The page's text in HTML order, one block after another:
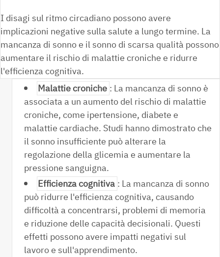
I disagi sul ritmo circadiano possono avere
implicazioni negative sulla salute a lungo termine. La
mancanza di sonno e il sonno di scarsa qualità possono
aumentare il rischio di malattie croniche e ridurre
l'efficienza cognitiva.
Malattie croniche : La mancanza di sonno è
associata a un aumento del rischio di malattie
croniche, come ipertensione, diabete e
malattie cardiache. Studi hanno dimostrato che
il sonno insufficiente può alterare la
regolazione della glicemia e aumentare la
pressione sanguigna.
Efficienza cognitiva : La mancanza di sonno
può ridurre l'efficienza cognitiva, causando
difficoltà a concentrarsi, problemi di memoria
e riduzione delle capacità decisionali. Questi
effetti possono avere impatti negativi sul
lavoro e sull'apprendimento.